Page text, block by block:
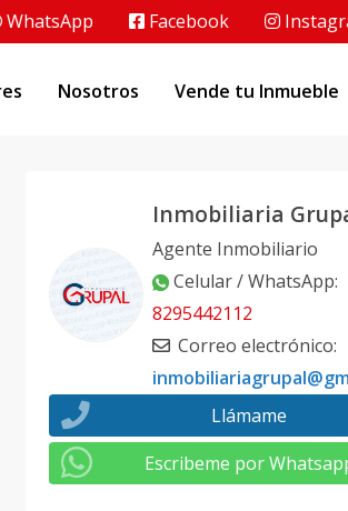
WhatsApp Facebook
Nosotros Vende tu Inmueble
Inmobiliaria
Agente Inmobiliario
Celular / WhatsApp:
8295442112
Correo electrónico:
Llámame
Escribeme por